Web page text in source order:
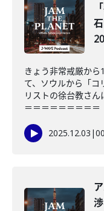
きょう非常戒厳か
て、ソウルから「コ
リストの徐台教さ
＝＝＝＝＝＝＝＝＝
2025.12.03 |